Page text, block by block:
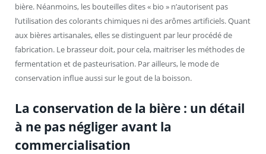
bière. Néanmoins, les bouteilles dites « bio » n’autorisent pas
l’utilisation des colorants chimiques ni des arômes artificiels. Quant
aux bières artisanales, elles se distinguent par leur procédé de
fabrication. Le brasseur doit, pour cela, maitriser les méthodes de
fermentation et de pasteurisation. Par ailleurs, le mode de
conservation influe aussi sur le gout de la boisson.
La conservation de la bière : un détail
à ne pas négliger avant la
commercialisation